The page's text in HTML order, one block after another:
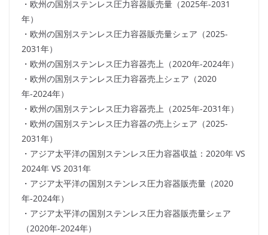
・欧州の国別ステンレス圧力容器販売量（2025年-2031
年）
・欧州の国別ステンレス圧力容器販売量シェア（2025-
2031年）
・欧州の国別ステンレス圧力容器売上（2020年-2024年）
・欧州の国別ステンレス圧力容器売上シェア（2020
年-2024年）
・欧州の国別ステンレス圧力容器売上（2025年-2031年）
・欧州の国別ステンレス圧力容器の売上シェア（2025-
2031年）
・アジア太平洋の国別ステンレス圧力容器収益：2020年 VS
2024年 VS 2031年
・アジア太平洋の国別ステンレス圧力容器販売量（2020
年-2024年）
・アジア太平洋の国別ステンレス圧力容器販売量シェア
（2020年-2024年）